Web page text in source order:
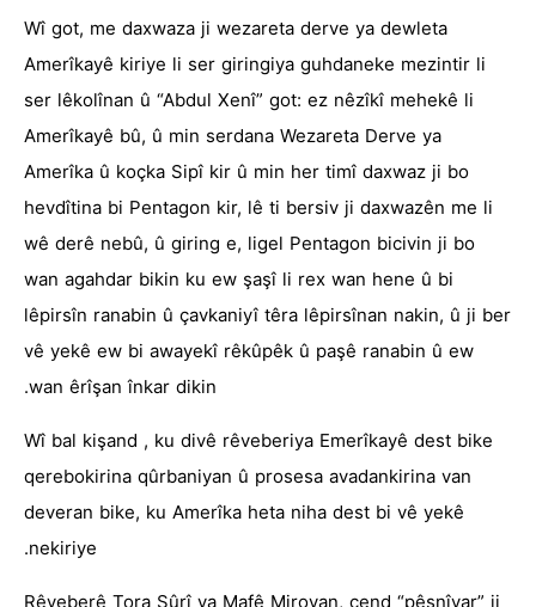
Wî got, me daxwaza ji wezareta derve ya dewleta
Amerîkayê kiriye li ser giringiya guhdaneke mezintir li
ser lêkolînan û “Abdul Xenî” got: ez nêzîkî mehekê li
Amerîkayê bû, û min serdana Wezareta Derve ya
Amerîka û koçka Sipî kir û min her timî daxwaz ji bo
hevdîtina bi Pentagon kir, lê ti bersiv ji daxwazên me li
wê derê nebû, û giring e, ligel Pentagon bicivin ji bo
wan agahdar bikin ku ew şaşî li rex wan hene û bi
lêpirsîn ranabin û çavkaniyî têra lêpirsînan nakin, û ji ber
vê yekê ew bi awayekî rêkûpêk û paşê ranabin û ew
wan êrîşan înkar dikin.
Wî bal kişand , ku divê rêveberiya Emerîkayê dest bike
qerebokirina qûrbaniyan û prosesa avadankirina van
deveran bike, ku Amerîka heta niha dest bi vê yekê
nekiriye.